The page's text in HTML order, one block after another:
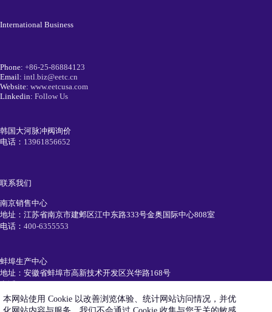
本网站使用 Cookie 以改善浏览体验、统计网站访问情况，并优
International Business
Phone: +86-25-86884123
Email: intl.biz@eetc.cn
Website: www.eetcusa.com
Linkedin: Follow Us
韩国大河脉冲阀询价
电话： 13961856652
联系我们
南京销售中心
地址：江苏省南京市建邺区江中东路333号金奥国际中心808室
电话： 400-6355553
蚌埠生产中心
地址：安徽省蚌埠市高新技术开发区兴华路168号